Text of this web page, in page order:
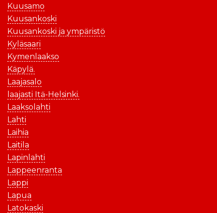
Kuusamo
Kuusankoski
Kuusankoski ja ympäristö
Kyläsaari
Kymenlaakso
Käpylä.
Laajasalo
laajasti Itä-Helsinki.
Laaksolahti
Lahti
Laihia
Laitila
Lapinlahti
Lappeenranta
Lappi
Lapua
Latokaski